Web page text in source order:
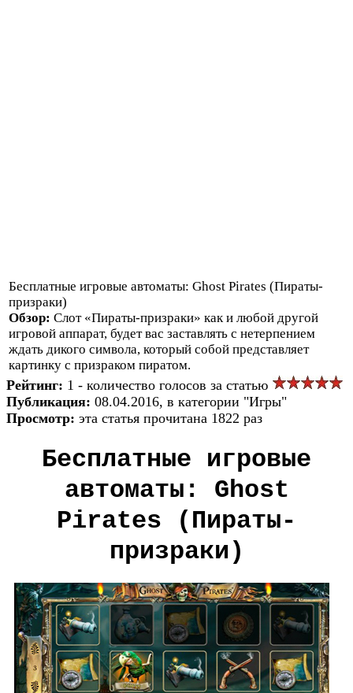
Бесплатные игровые автоматы: Ghost Pirates (Пираты-
призраки)
Обзор: Слот «Пираты-призраки» как и любой другой
игровой аппарат, будет вас заставлять с нетерпением
ждать дикого символа, который собой представляет
картинку с призраком пиратом.
Рейтинг: 1 - количество голосов за статью
Публикация: 08.04.2016, в категории "Игры"
Просмотр: эта статья прочитана 1822 раз
Бесплатные игровые
автоматы: Ghost
Pirates (Пираты-
призраки)